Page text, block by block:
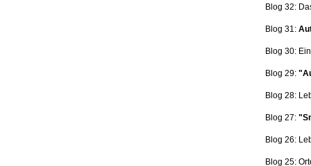
Blog 32:
Blog 31:
Blog 30: Ein
Blog 29:
Blog 28:
Blog 27:
Blog 26:
Blog 25: